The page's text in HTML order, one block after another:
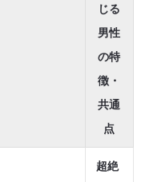
じる
男性
の特
徴・
共通
点
超絶